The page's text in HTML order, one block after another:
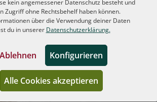
kein angemessener Datenschutz besteht und
Zugriff ohne Rechtsbehelf haben können.
über die Verwendung deiner Daten
du in unserer Datenschutzerklärung.
Ablehnen Konfigurieren
Alle Cookies akzeptieren